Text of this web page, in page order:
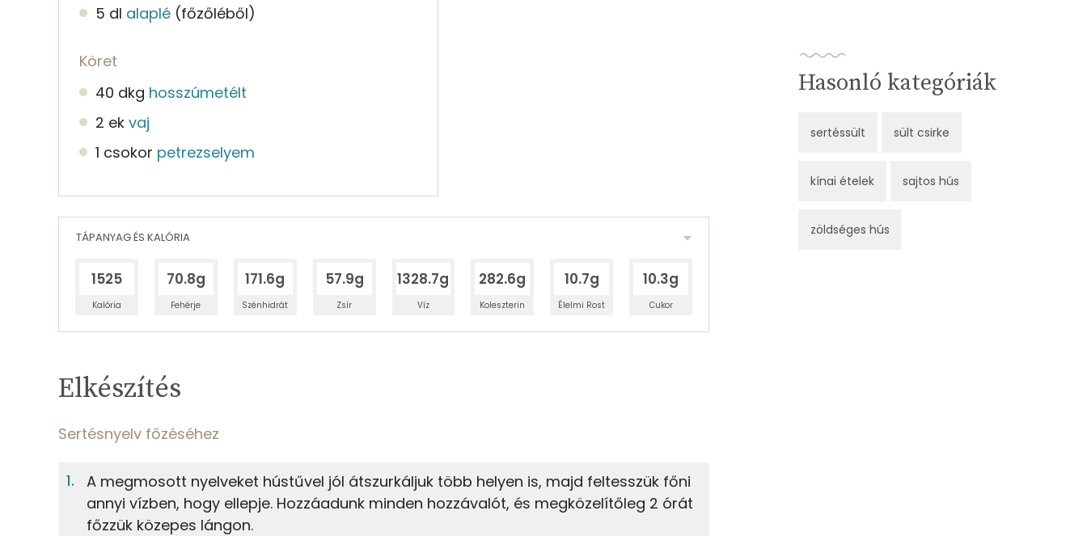
5 dl alaplé (főzőléből)
Köret
40 dkg hosszúmetélt
2 ek vaj
1 csokor petrezselyem
TÁPANYAG ÉS KALÓRIA
1525
Kalória
70.8g
Fehérje
171.6g
Szénhidrát
57.9g
Zsír
1328.7g
Víz
282.6g
Koleszterin
10.7g
Élelmi Rost
10.3g
Cukor
250gsertésnyelv
563 kcal
TÁPANYAGTARTALOM
Fehérje
Szénhidrát
Zsír
Víz
Elkészítés
Sertésnyelv főzéséhez
A megmosott nyelveket hústűvel jól átszurkáljuk több helyen is, majd feltesszük főni
annyi vízben, hogy ellepje. Hozzáadunk minden hozzávalót, és megközelítőleg 2 órát
főzzük közepes lángon.
Hasonló kategóriák
sertéssült sült csirke
kínai ételek sajtos hús
zöldséges hús